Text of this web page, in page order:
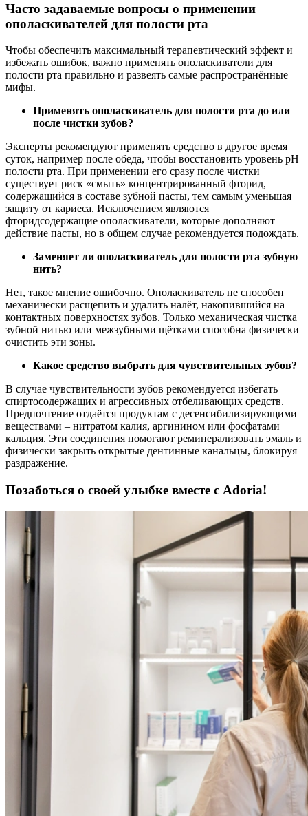
Часто задаваемые вопросы о применении
ополаскивателей для полости рта
Чтобы обеспечить максимальный терапевтический эффект и
избежать ошибок, важно применять ополаскиватели для
полости рта правильно и развеять самые распространённые
мифы.
Применять ополаскиватель для полости рта до или
после чистки зубов?
Эксперты рекомендуют применять средство в другое время
суток, например после обеда, чтобы восстановить уровень pH
полости рта. При применении его сразу после чистки
существует риск «смыть» концентрированный фторид,
содержащийся в составе зубной пасты, тем самым уменьшая
защиту от кариеса. Исключением являются
фторидсодержащие ополаскиватели, которые дополняют
действие пасты, но в общем случае рекомендуется подождать.
Заменяет ли ополаскиватель для полости рта зубную
нить?
Нет, такое мнение ошибочно. Ополаскиватель не способен
механически расщепить и удалить налёт, накопившийся на
контактных поверхностях зубов. Только механическая чистка
зубной нитью или межзубными щётками способна физически
очистить эти зоны.
Какое средство выбрать для чувствительных зубов?
В случае чувствительности зубов рекомендуется избегать
спиртосодержащих и агрессивных отбеливающих средств.
Предпочтение отдаётся продуктам с десенсибилизирующими
веществами – нитратом калия, аргинином или фосфатами
кальция. Эти соединения помогают реминерализовать эмаль и
физически закрыть открытые дентинные канальцы, блокируя
раздражение.
Позаботься о своей улыбке вместе с Adoria!